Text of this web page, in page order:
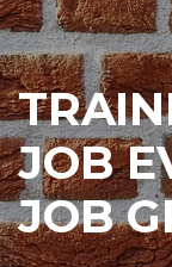
JOB
JOB